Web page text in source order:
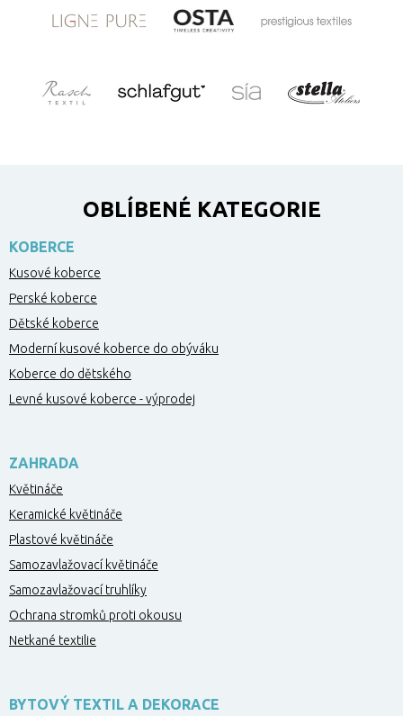
OBLÍBENÉ KATEGORIE
KOBERCE
Kusové koberce
Perské koberce
Dětské koberce
Moderní kusové koberce do obýváku
Koberce do dětského
Levné kusové koberce - výprodej
ZAHRADA
Květináče
Keramické květináče
Plastové květináče
Samozavlažovací květináče
Samozavlažovací truhlíky
Ochrana stromků proti okousu
Netkané textilie
BYTOVÝ TEXTIL A DEKORACE